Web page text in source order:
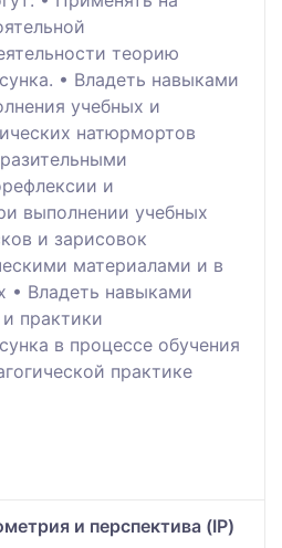
теорию
• Владеть навыками
учебных и
натюрмортов
и
выполнении учебных
и зарисовок
материалами и в
• Владеть навыками
практики
в процессе обучения
практике
и перспектива (IP)